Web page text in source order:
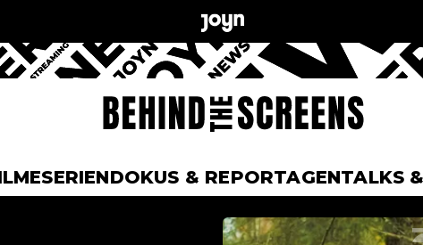
SERIENDOKUS & REPORTAGENTALKS